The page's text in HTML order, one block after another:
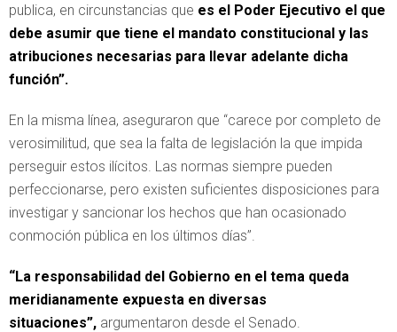
publica, en circunstancias que es el Poder Ejecutivo el que
debe asumir que tiene el mandato constitucional y las
atribuciones necesarias para llevar adelante dicha
función”.
En la misma línea, aseguraron que “carece por completo de
verosimilitud, que sea la falta de legislación la que impida
perseguir estos ilícitos. Las normas siempre pueden
perfeccionarse, pero existen suficientes disposiciones para
investigar y sancionar los hechos que han ocasionado
conmoción pública en los últimos días”.
“La responsabilidad del Gobierno en el tema queda
meridianamente expuesta en diversas
situaciones”, argumentaron desde el Senado.